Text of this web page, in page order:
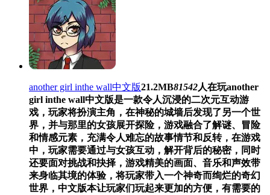
another girl inthe wall中文版21.2MB81542人在玩another
girl inthe wall中文版是一款令人沉浸的二次元互动游
戏，玩家将扮演主角，在神秘的城墙后发现了另一个世
界，并与那里的女孩展开探险，游戏融合了解谜、冒险
和情感元素，充满令人难忘的故事情节和反转，在游戏
中，玩家需要通过与女孩互动，解开背后的秘密，同时
还要面对挑战和抉择，游戏精美的画面、音乐和声效带
来身临其境的体验，将玩家带入一个神奇而绚烂的奇幻
世界，中文版本让玩家们玩起来更加的方便，有需要的